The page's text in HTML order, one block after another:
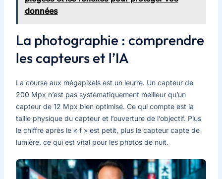
données
La photographie : comprendre
les capteurs et l’IA
La course aux mégapixels est un leurre. Un capteur de
200 Mpx n’est pas systématiquement meilleur qu’un
capteur de 12 Mpx bien optimisé. Ce qui compte est la
taille physique du capteur et l’ouverture de l’objectif. Plus
le chiffre après le « f » est petit, plus le capteur capte de
lumière, ce qui est vital pour les photos de nuit.